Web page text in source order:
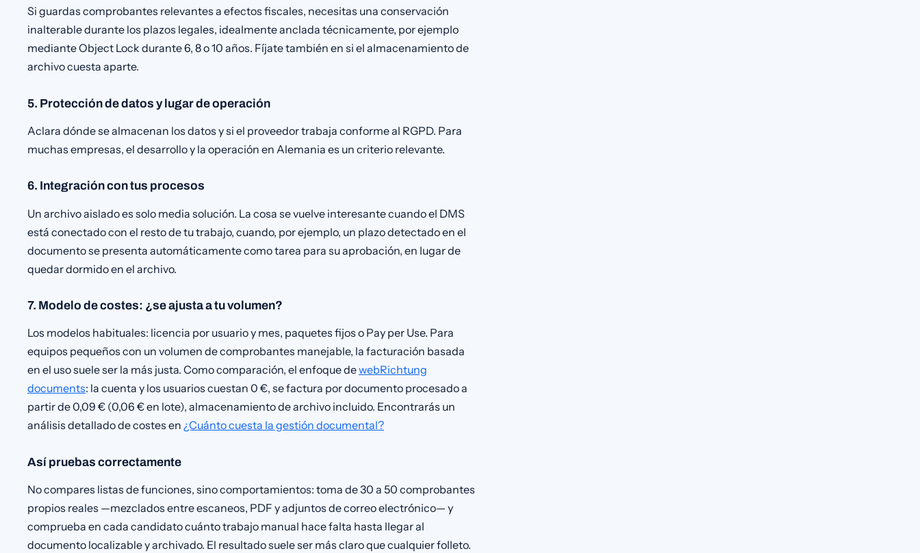
Si guardas comprobantes relevantes a efectos fiscales, necesitas una conservación
inalterable durante los plazos legales, idealmente anclada técnicamente, por ejemplo
mediante Object Lock durante 6, 8 o 10 años. Fíjate también en si el almacenamiento de
archivo cuesta aparte.
5. Protección de datos y lugar de operación
Aclara dónde se almacenan los datos y si el proveedor trabaja conforme al RGPD. Para
muchas empresas, el desarrollo y la operación en Alemania es un criterio relevante.
6. Integración con tus procesos
Un archivo aislado es solo media solución. La cosa se vuelve interesante cuando el DMS
está conectado con el resto de tu trabajo, cuando, por ejemplo, un plazo detectado en el
documento se presenta automáticamente como tarea para su aprobación, en lugar de
quedar dormido en el archivo.
7. Modelo de costes: ¿se ajusta a tu volumen?
Los modelos habituales: licencia por usuario y mes, paquetes fijos o Pay per Use. Para
equipos pequeños con un volumen de comprobantes manejable, la facturación basada
en el uso suele ser la más justa. Como comparación, el enfoque dewebRichtung
documents: la cuenta y los usuarios cuestan 0 €, se factura por documento procesado a
partir de 0,09 € (0,06 € en lote), almacenamiento de archivo incluido. Encontrarás un
análisis detallado de costes en ¿Cuánto cuesta la gestión documental?
Así pruebas correctamente
No compares listas de funciones, sino comportamientos: toma de 30 a 50 comprobantes
propios reales —mezclados entre escaneos, PDF y adjuntos de correo electrónico— y
comprueba en cada candidato cuánto trabajo manual hace falta hasta llegar al
documento localizable y archivado. El resultado suele ser más claro que cualquier folleto.